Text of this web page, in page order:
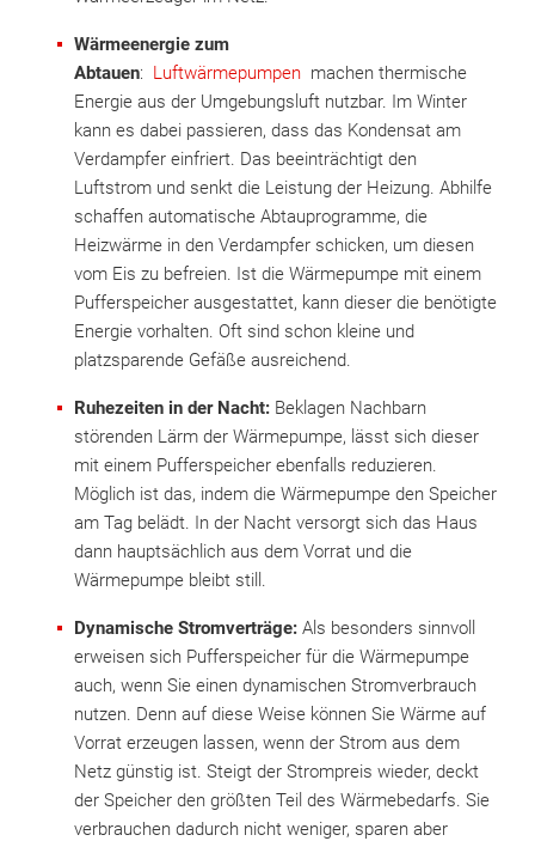
Wärmeenergie zum
Abtauen: Luftwärmepumpen machen thermische
Energie aus der Umgebungsluft nutzbar. Im Winter
kann es dabei passieren, dass das Kondensat am
Verdampfer einfriert. Das beeinträchtigt den
Luftstrom und senkt die Leistung der Heizung. Abhilfe
schaffen automatische Abtauprogramme, die
Heizwärme in den Verdampfer schicken, um diesen
vom Eis zu befreien. Ist die Wärmepumpe mit einem
Pufferspeicher ausgestattet, kann dieser die benötigte
Energie vorhalten. Oft sind schon kleine und
platzsparende Gefäße ausreichend.
Ruhezeiten in der Nacht: Beklagen Nachbarn
störenden Lärm der Wärmepumpe, lässt sich dieser
mit einem Pufferspeicher ebenfalls reduzieren.
Möglich ist das, indem die Wärmepumpe den Speicher
am Tag belädt. In der Nacht versorgt sich das Haus
dann hauptsächlich aus dem Vorrat und die
Wärmepumpe bleibt still.
Dynamische Stromverträge: Als besonders sinnvoll
erweisen sich Pufferspeicher für die Wärmepumpe
auch, wenn Sie einen dynamischen Stromverbrauch
nutzen. Denn auf diese Weise können Sie Wärme auf
Vorrat erzeugen lassen, wenn der Strom aus dem
Netz günstig ist. Steigt der Strompreis wieder, deckt
der Speicher den größten Teil des Wärmebedarfs. Sie
verbrauchen dadurch nicht weniger, sparen aber